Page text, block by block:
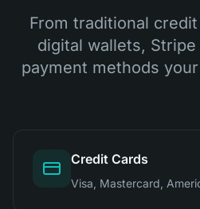
From traditional
digital wallets,
payment methods
Credit Cards
Visa, Mastercard,